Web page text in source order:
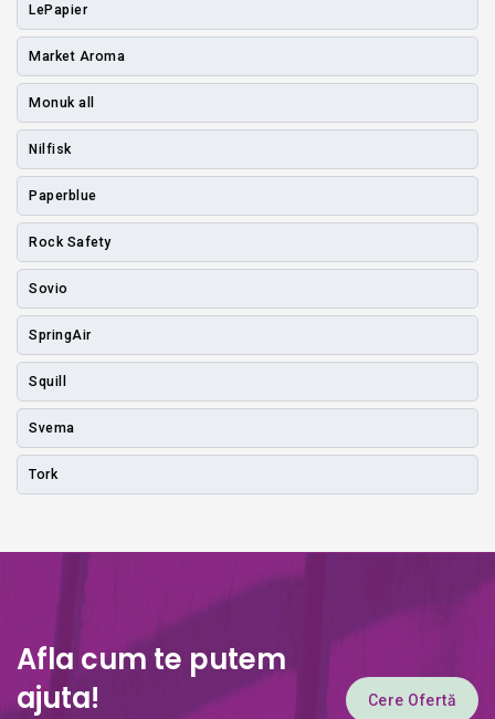
LePapier
Market Aroma
Monuk all
Nilfisk
Paperblue
Rock Safety
Sovio
SpringAir
Squill
Svema
Tork
Afla cum te putem
ajuta!
Cere Ofertă